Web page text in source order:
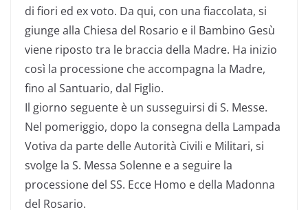
di fiori ed ex voto. Da qui, con una fiaccolata, si
giunge alla Chiesa del Rosario e il Bambino Gesù
viene riposto tra le braccia della Madre. Ha inizio
così la processione che accompagna la Madre,
fino al Santuario, dal Figlio.
Il giorno seguente è un susseguirsi di S. Messe.
Nel pomeriggio, dopo la consegna della Lampada
Votiva da parte delle Autorità Civili e Militari, si
svolge la S. Messa Solenne e a seguire la
processione del SS. Ecce Homo e della Madonna
del Rosario.